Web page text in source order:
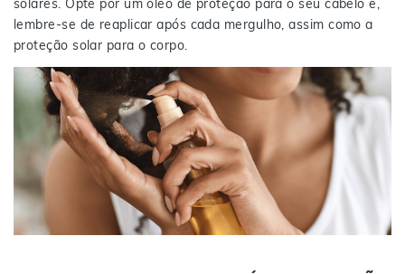
solares. Opte por um óleo de proteção para o seu cabelo e,
lembre-se de reaplicar após cada mergulho, assim como a
proteção solar para o corpo.